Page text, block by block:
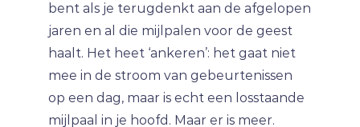
bent als je terugdenkt aan de afgelopen
jaren en al die mijlpalen voor de geest
haalt. Het heet ‘ankeren’: het gaat niet
mee in de stroom van gebeurtenissen
op een dag, maar is echt een losstaande
mijlpaal in je hoofd. Maar er is meer.